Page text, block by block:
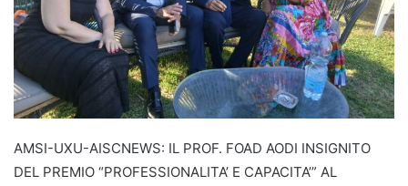
AMSI-UXU-AISCNEWS: IL PROF. FOAD AODI INSIGNITO
DEL PREMIO “PROFESSIONALITA’ E CAPACITA’” AL